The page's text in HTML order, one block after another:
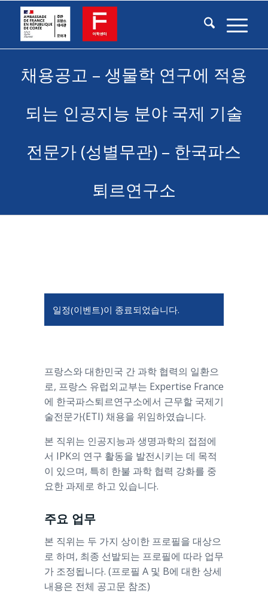
채용공고 – 생물학 연구에 적용
되는 인공지능 분야 국제 기술
전문가 (성별무관) – 한국파스
퇴르연구소
일정(이벤트)이 종료되었습니다.
프랑스와 대한민국 간 과학 협력의 일환으
로, 프랑스 유럽외교부는 Expertise France
에 한국파스퇴르연구소에서 근무할 국제기
술전문가(ETI) 채용을 위임하였습니다.
본 직위는 인공지능과 생명과학의 접점에
서 IPK의 연구 활동을 발전시키는 데 목적
이 있으며, 특히 한불 과학 협력 강화를 중
요한 과제로 하고 있습니다.
주요 업무
본 직위는 두 가지 상이한 프로필을 대상으
로 하며, 최종 선발되는 프로필에 따라 업무
가 조정됩니다. (프로필 A 및 B에 대한 상세
내용은 전체 공고문 참조)